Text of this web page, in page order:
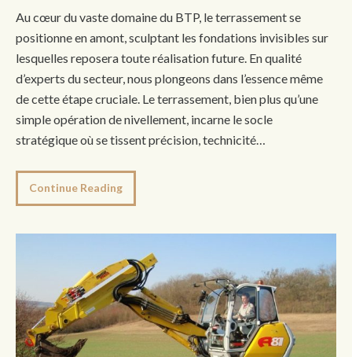
Au cœur du vaste domaine du BTP, le terrassement se
positionne en amont, sculptant les fondations invisibles sur
lesquelles reposera toute réalisation future. En qualité
d’experts du secteur, nous plongeons dans l’essence même
de cette étape cruciale. Le terrassement, bien plus qu’une
simple opération de nivellement, incarne le socle
stratégique où se tissent précision, technicité…
Continue Reading